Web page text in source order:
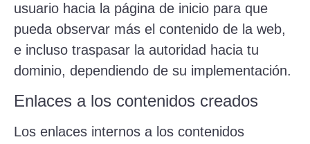
usuario hacia la página de inicio para que
pueda observar más el contenido de la web,
e incluso traspasar la autoridad hacia tu
dominio, dependiendo de su implementación.
Enlaces a los contenidos creados
Los enlaces internos a los contenidos